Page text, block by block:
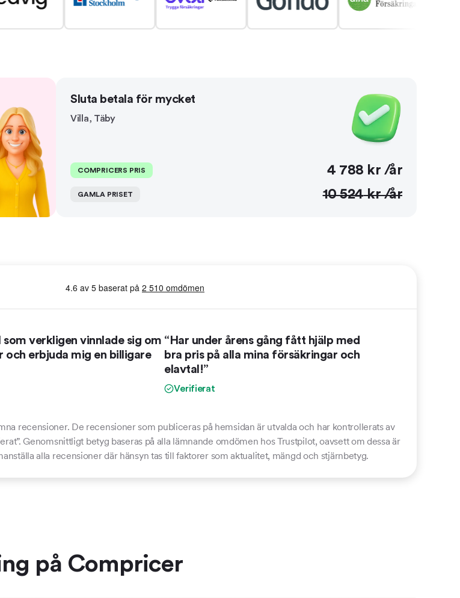
Sluta betala för mycket
Villa, Täby
COMPRICERS PRIS 4 788 kr /år
GAMLA PRISET 10 524kr /år
som verkligen vinnlade sig om
och erbjuda mig en billigare
“Har under årens gång fått hjälp med
bra pris på alla mina försäkringar och
elavtal!”
Verifierat
recensioner. De recensioner som publiceras på hemsidan är utvalda och har kontrollerats av
Genomsnittligt betyg baseras på alla lämnande omdömen hos Trustpilot, oavsett om dessa är
alla recensioner där hänsyn tas till faktorer som aktualitet, mängd och stjärnbetyg.
på Compricer